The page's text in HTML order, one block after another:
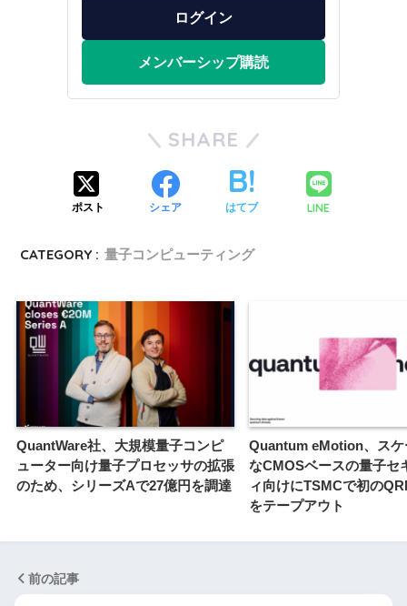
ログイン
メンバーシップ購読
SHARE
ポスト シェア はてブ LINE
CATEGORY : 量子コンピューティング
QuantWare社、大規模量子コンピ
ューター向け量子プロセッサの拡張
のため、シリーズAで27億円を調達
Quantum eMotion、スケ
なCMOSベースの量子セ
ィ向けにTSMCで初の
をテープアウト
前の記事